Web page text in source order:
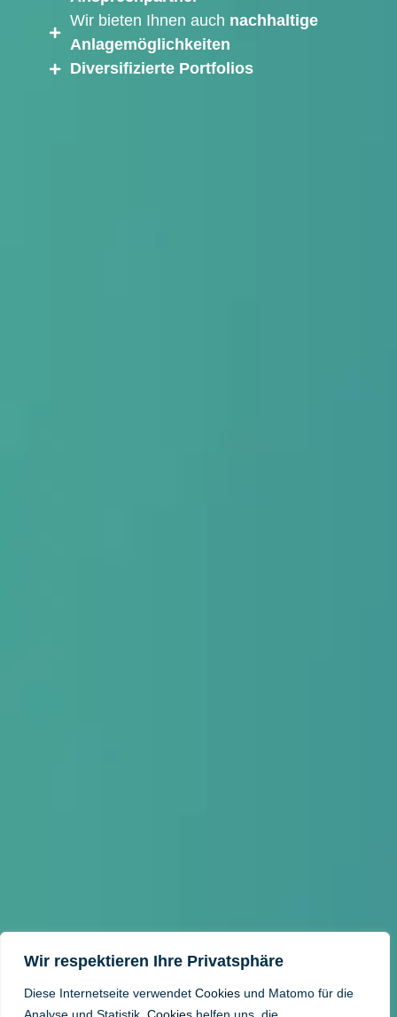
Wir respektieren Ihre Privatsphäre
Diese Internetseite verwendet Cookies und Matomo für die
Wir bieten Ihnen auch nachhaltige
Anlagemöglichkeiten
Diversifizierte Portfolios